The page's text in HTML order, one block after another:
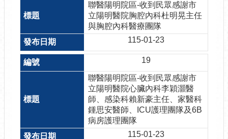
聯醫陽明院區-收到民眾感謝市
立陽明醫院胸腔內科杜明晃主任
與胸腔內科醫療團隊
115-01-23
19
聯醫陽明院區-收到民眾感謝市
立陽明醫院心臟內科李穎灝醫
師、感染科賴新豪主任、家醫科
鍾思安醫師、ICU護理團隊及6B
病房護理團隊
115-01-23